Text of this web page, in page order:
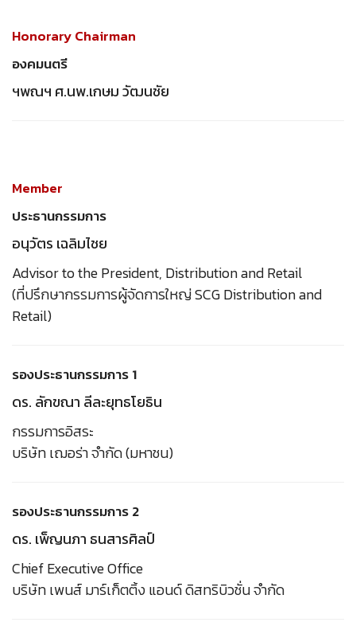
Honorary Chairman
องคมนตรี
ฯพณฯ ศ.นพ.เกษม วัฒนชัย
Member
ประธานกรรมการ
อนุวัตร เฉลิมไชย
Advisor to the President, Distribution and Retail
(ที่ปรึกษากรรมการผู้จัดการใหญ่ SCG Distribution and
Retail)
รองประธานกรรมการ 1
ดร. ลักขณา ลีละยุทธโยธิน
กรรมการอิสระ
บริษัท เฌอร่า จำกัด (มหาชน)
รองประธานกรรมการ 2
ดร. เพ็ญนภา ธนสารศิลป์
Chief Executive Office
บริษัท เพนส์ มาร์เก็ตติ้ง แอนด์ ดิสทริบิวชั่น จำกัด